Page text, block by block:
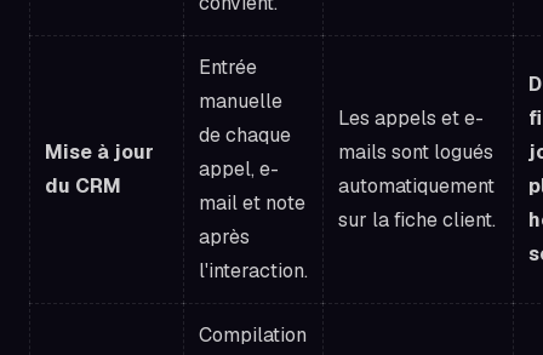
Mise à jour
du CRM
Entrée
manuelle
de chaque
appel, e-
mail et note
après
l'interaction.
Les appels et e-
mails sont logués
automatiquement
sur la fiche client.
Compilation